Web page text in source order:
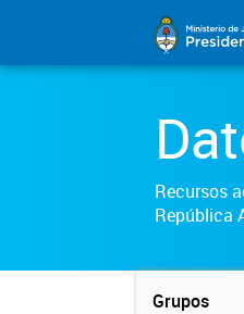
Recursos
República
Grupos